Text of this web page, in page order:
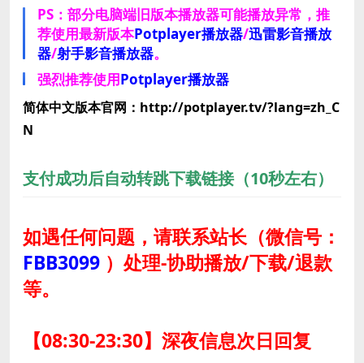
PS：部分电脑端旧版本播放器可能播放异常，推
荐使用最新版本Potplayer播放器/迅雷影音播放
器/射手影音播放器。
强烈推荐使用Potplayer播放器
简体中文版本官网：http://potplayer.tv/?lang=zh_C
N
支付成功后自动转跳下载链接（10秒左右）
如遇任何问题，请联系站长（微信号：
FBB3099 ） 处理-协助播放/下载/退款
等。
【08:30-23:30】深夜信息次日回复